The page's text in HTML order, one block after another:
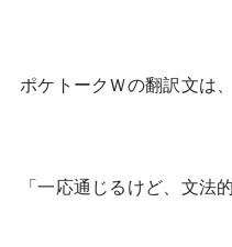
ポケトークＷの翻訳文は、
「一応通じるけど、文法